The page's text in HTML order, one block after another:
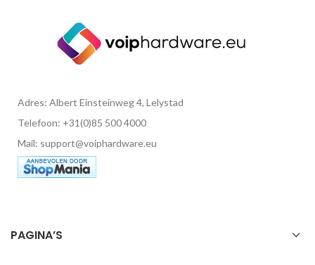
Adres: Albert Einsteinweg 4, Lelystad
Telefoon: +31(0)85 500 4000
Mail: support@voiphardware.eu
PAGINA’S